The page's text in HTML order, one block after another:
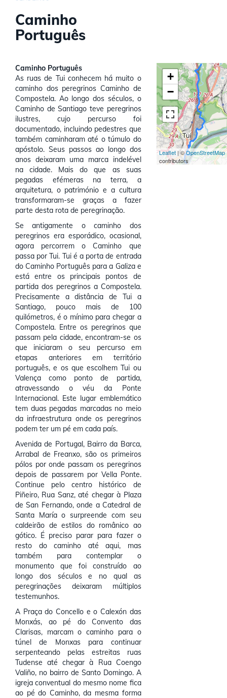
Caminho
Português
Caminho Português
As ruas de Tui conhecem há muito o
caminho dos peregrinos Caminho de
Compostela. Ao longo dos séculos, o
Caminho de Santiago teve peregrinos
ilustres, cujo percurso foi
documentado, incluindo pedestres que
também caminharam até o túmulo do
apóstolo. Seus passos ao longo dos
anos deixaram uma marca indelével
na cidade. Mais do que as suas
pegadas efémeras na terra, a
arquitetura, o património e a cultura
transformaram-se graças a fazer
parte desta rota de peregrinação.
Se antigamente o caminho dos
peregrinos era esporádico, ocasional,
agora percorrem o Caminho que
passa por Tui. Tui é a porta de entrada
do Caminho Português para a Galiza e
está entre os principais pontos de
partida dos peregrinos a Compostela.
Precisamente a distância de Tui a
Santiago, pouco mais de 100
quilómetros, é o mínimo para chegar a
Compostela. Entre os peregrinos que
passam pela cidade, encontram-se os
que iniciaram o seu percurso em
etapas anteriores em território
português, e os que escolhem Tui ou
Valença como ponto de partida,
atravessando o véu da Ponte
Internacional. Este lugar emblemático
tem duas pegadas marcadas no meio
da infraestrutura onde os peregrinos
podem ter um pé em cada país.
Avenida de Portugal, Bairro da Barca,
Arrabal de Freanxo, são os primeiros
pólos por onde passam os peregrinos
depois de passarem por Vella Ponte.
Continue pelo centro histórico de
Piñeiro, Rua Sanz, até chegar à Plaza
de San Fernando, onde a Catedral de
Santa María o surpreende com seu
caldeirão de estilos do românico ao
gótico. É preciso parar para fazer o
resto do caminho até aqui, mas
também para contemplar o
monumento que foi construído ao
longo dos séculos e no qual as
peregrinações deixaram múltiplos
testemunhos.
A Praça do Concello e o Calexón das
Monxás, ao pé do Convento das
Clarisas, marcam o caminho para o
túnel de Monxas para continuar
serpenteando pelas estreitas ruas
Tudense até chegar à Rua Coengo
Valiño, no bairro de Santo Domingo. A
igreja conventual do mesmo nome fica
ao pé do Caminho, da mesma forma
+
−
Leaflet| ©OpenStreetMap
contributors